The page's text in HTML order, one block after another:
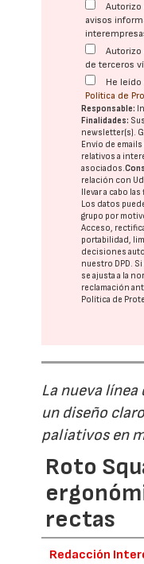
avisos
de terceros
He
Política de
Responsable:
Finalidades:
newsletter(s).
Envío de
relativos a
asociados.
relación con
llevar a cabo
Los datos
grupo por
Acceso,
portabilidad,
decisiones
nuestro DPD.
se ajusta a la
reclamación
Política de
La nueva
un diseño
paliativos en
Roto
rectas
Redacción